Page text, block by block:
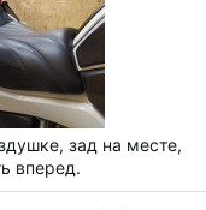
зад на месте,
вперед.